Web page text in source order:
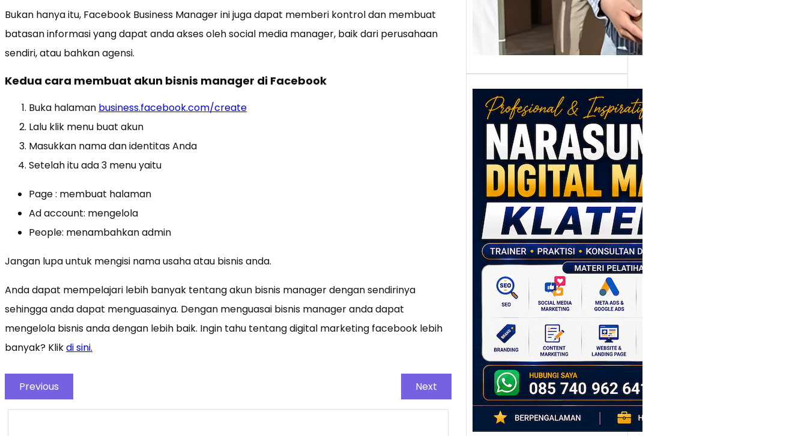
Bukan hanya itu, Facebook Business Manager ini juga dapat memberi kontrol dan membuat
batasan informasi yang dapat anda akses oleh social media manager, baik dari perusahaan
sendiri, atau bahkan agensi.
Kedua cara membuat akun bisnis manager di Facebook
Buka halaman business.facebook.com/create
Lalu klik menu buat akun
Masukkan nama dan identitas Anda
Setelah itu ada 3 menu yaitu
Page : membuat halaman
Ad account: mengelola
People: menambahkan admin
Jangan lupa untuk mengisi nama usaha atau bisnis anda.
Anda dapat mempelajari lebih banyak tentang akun bisnis manager dengan sendirinya
sehingga anda dapat menguasainya. Dengan menguasai bisnis manager anda dapat
mengelola bisnis anda dengan lebih baik. Ingin tahu tentang digital marketing facebook lebih
banyak? Klikdi sini.
Previous Next
Narasumber
Digital Marketing
Klaten: Membantu
UMKM dan SDM
Lokal Naik Kelas
Melalui Strategi
Digital
Setiap daerah memiliki
potensi ekonomi yang
berbeda, dan Klaten
adalah…